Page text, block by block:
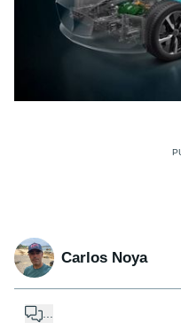
Carlos Noya
...